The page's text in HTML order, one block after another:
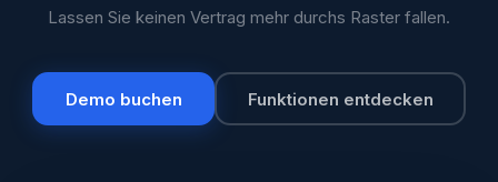
Lassen Sie keinen Vertrag mehr durchs Raster fallen.
Demo buchen Funktionen entdecken